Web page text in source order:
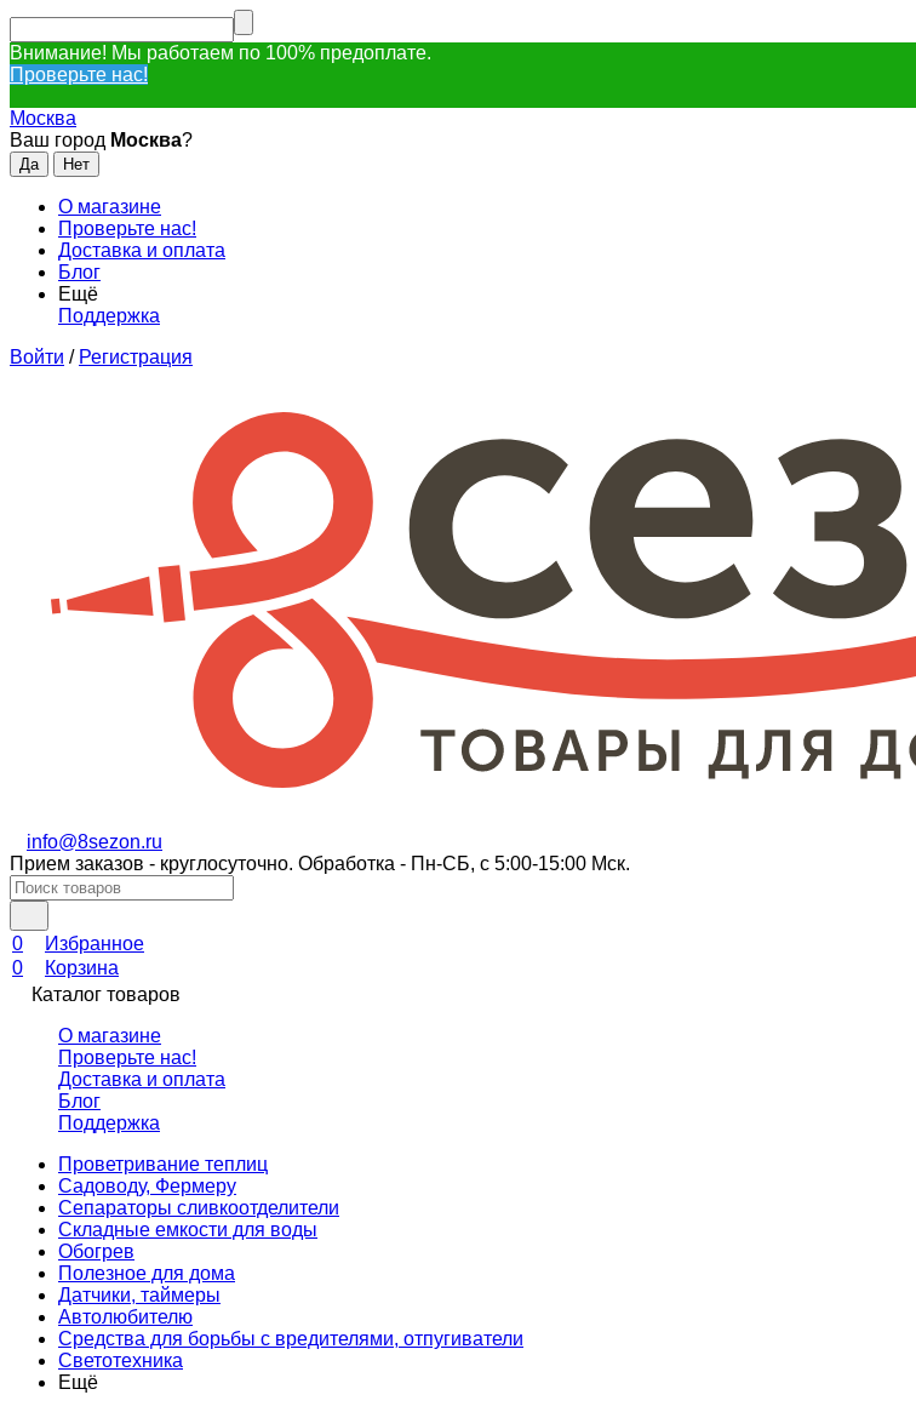
Внимание! Мы работаем по 100% предоплате.
Проверьте нас!
Москва
Ваш город Москва?
О магазине
Проверьте нас!
Доставка и оплата
Блог
Ещё
Поддержка
Войти / Регистрация
info@8sezon.ru
Прием заказов - круглосуточно. Обработка - Пн-СБ, с 5:00-15:00 Мск.
0
Избранное
0
Корзина
Каталог товаров
О магазине
Проверьте нас!
Доставка и оплата
Блог
Поддержка
Проветривание теплиц
Садоводу, Фермеру
Сепараторы сливкоотделители
Складные емкости для воды
Обогрев
Полезное для дома
Датчики, таймеры
Автолюбителю
Средства для борьбы с вредителями, отпугиватели
Светотехника
Ещё